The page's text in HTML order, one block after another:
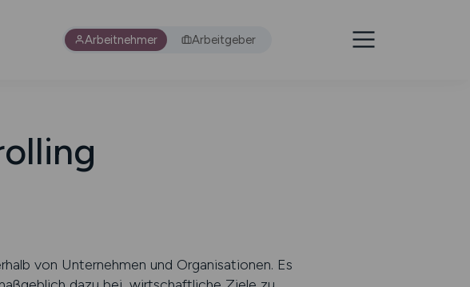
Arbeitnehmer Arbeitgeber
von Unternehmen und Organisationen. Es